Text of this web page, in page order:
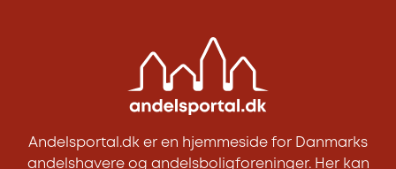
Andelsportal.dk er en hjemmeside for Danmarks
andelshavere og andelsboligforeninger. Her kan